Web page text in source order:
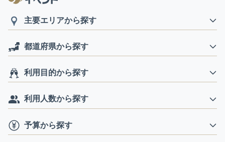
主要エリアから探す
都道府県から探す
利用目的から探す
利用人数から探す
予算から探す